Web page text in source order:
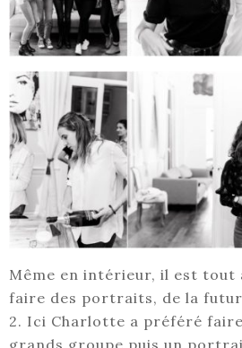
Même en intérieur, il est tout
faire des portraits, de la
2. Ici Charlotte a préféré
grands groupe puis un